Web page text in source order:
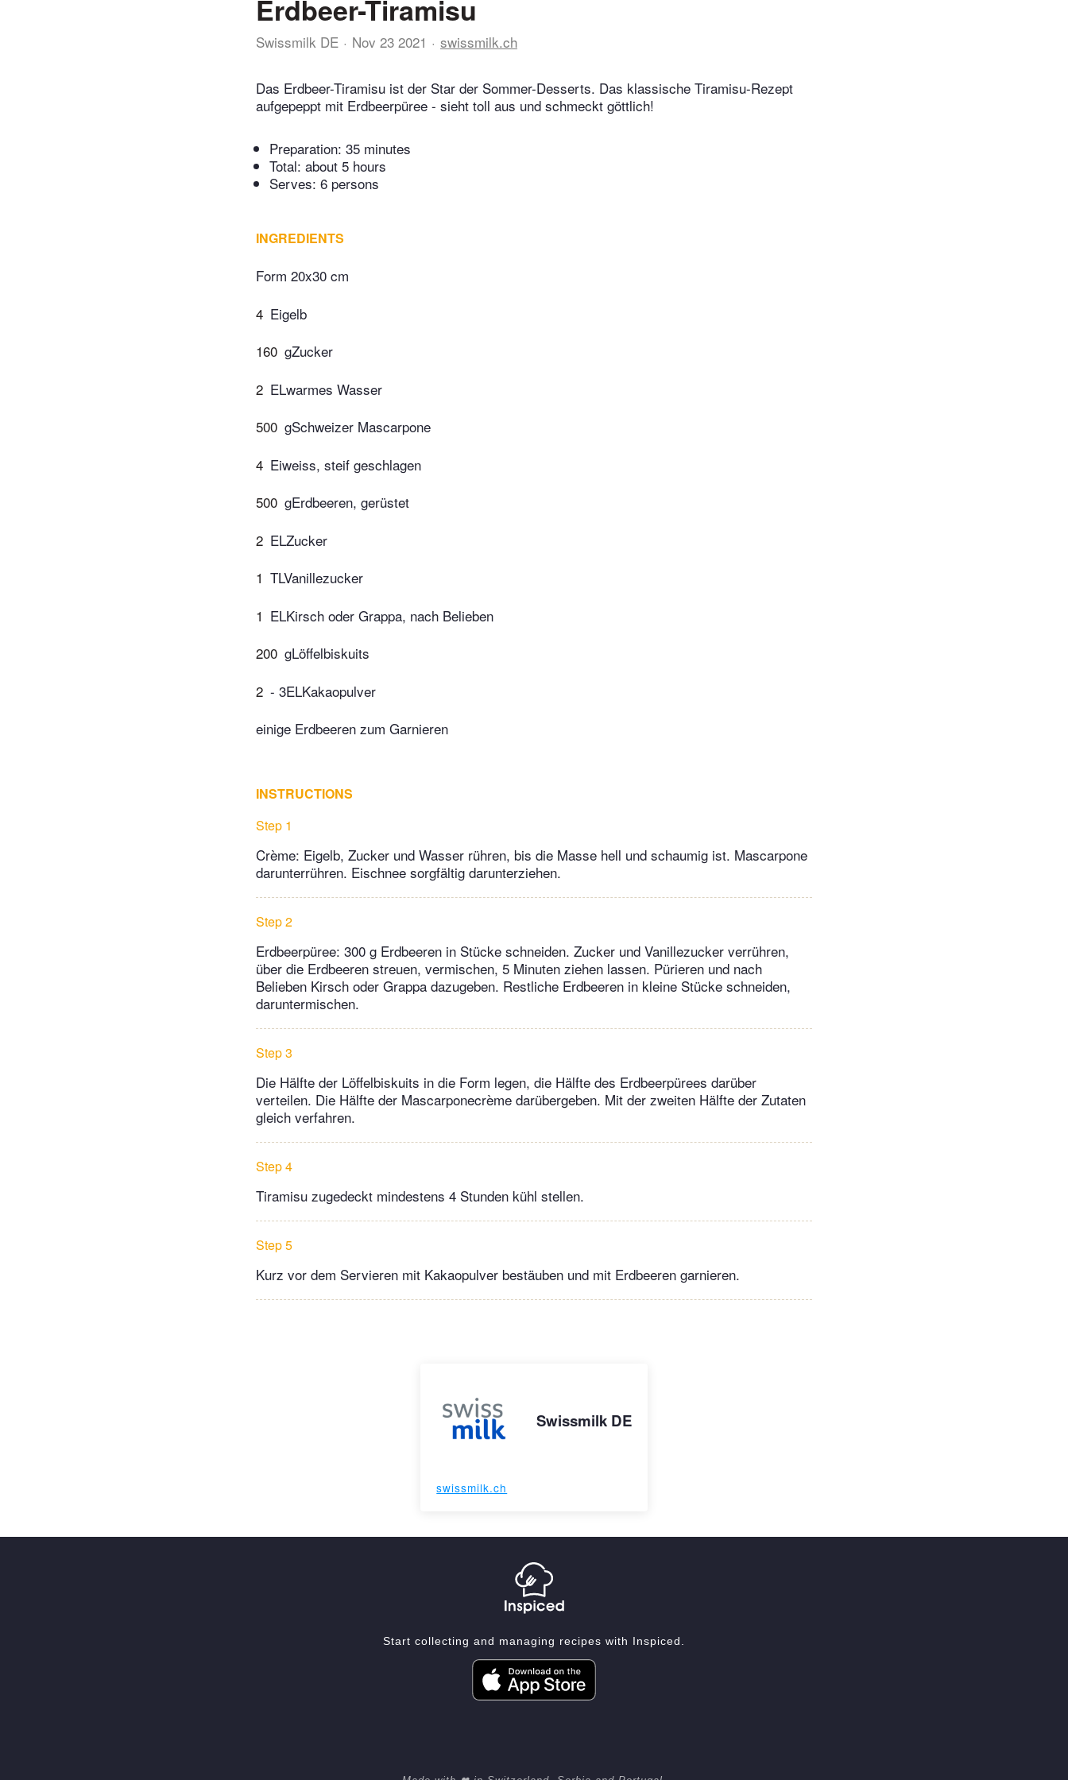
Erdbeer-Tiramisu
Swissmilk DE Nov 23 2021 swissmilk.ch
Das Erdbeer-Tiramisu ist der Star der Sommer-Desserts. Das klassische Tiramisu-Rezept
aufgepeppt mit Erdbeerpüree - sieht toll aus und schmeckt göttlich!
Preparation: 35 minutes
Total: about 5 hours
Serves: 6 persons
INGREDIENTS
Form 20x30 cm
4 Eigelb
160 gZucker
2 ELwarmes Wasser
500 gSchweizer Mascarpone
4 Eiweiss, steif geschlagen
500 gErdbeeren, gerüstet
2 ELZucker
1 TLVanillezucker
1 ELKirsch oder Grappa, nach Belieben
200 gLöffelbiskuits
2 - 3ELKakaopulver
einige Erdbeeren zum Garnieren
INSTRUCTIONS
Step 1
Crème: Eigelb, Zucker und Wasser rühren, bis die Masse hell und schaumig ist. Mascarpone
darunterrühren. Eischnee sorgfältig darunterziehen.
Step 2
Erdbeerpüree: 300 g Erdbeeren in Stücke schneiden. Zucker und Vanillezucker verrühren,
über die Erdbeeren streuen, vermischen, 5 Minuten ziehen lassen. Pürieren und nach
Belieben Kirsch oder Grappa dazugeben. Restliche Erdbeeren in kleine Stücke schneiden,
daruntermischen.
Step 3
Die Hälfte der Löffelbiskuits in die Form legen, die Hälfte des Erdbeerpürees darüber
verteilen. Die Hälfte der Mascarponecrème darübergeben. Mit der zweiten Hälfte der Zutaten
gleich verfahren.
Step 4
Tiramisu zugedeckt mindestens 4 Stunden kühl stellen.
Step 5
Kurz vor dem Servieren mit Kakaopulver bestäuben und mit Erdbeeren garnieren.
Swissmilk DE
swissmilk.ch
Start collecting and managing recipes with Inspiced.